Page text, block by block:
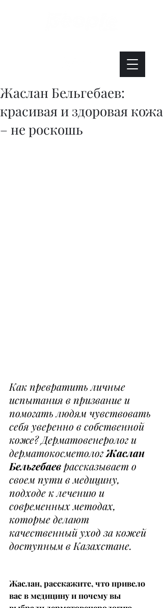
Жаслан Бельгебаев:
красивая и здоровая кожа
– не роскошь
Как превратить личные
испытания в призвание и
помогать людям чувствовать
себя уверенно в собственной
коже? Дерматовенеролог и
дерматокосметолог Жаслан
Бельгебаев рассказывает о
своем пути в медицину,
подходе к лечению и
современных методах,
которые делают
качественный уход за кожей
доступным в Казахстане.
Жаслан, расскажите, что привело
вас в медицину и почему вы